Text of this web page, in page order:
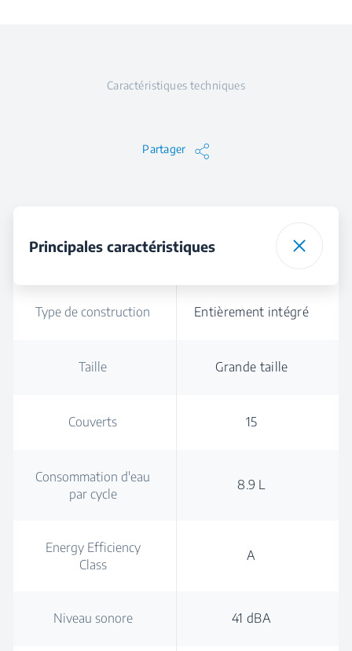
Caractéristiques techniques
Partager
Principales caractéristiques
Type de construction Entièrement intégré
Taille Grande taille
Couverts 15
Consommation d'eau
par cycle
8.9 L
Energy Efficiency
Class
A
Niveau sonore 41 dBA